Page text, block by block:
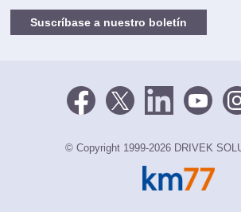
Suscríbase a nuestro boletín
© Copyright 1999-2026 DRIVEK